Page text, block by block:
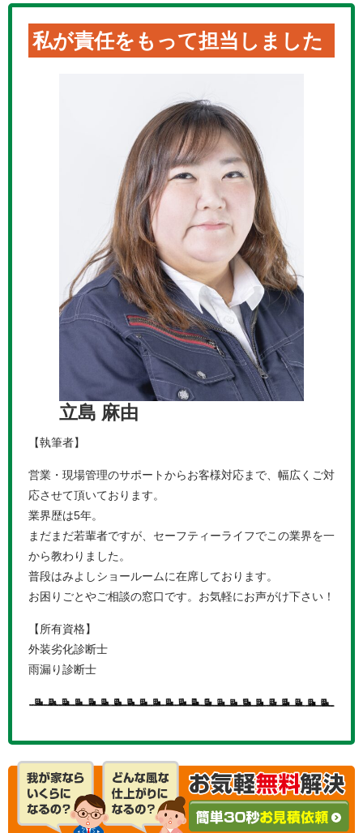
私が責任をもって担当しました
立島 麻由
【執筆者】
営業・現場管理のサポートからお客様対応まで、幅広くご対
応させて頂いております。
業界歴は5年。
まだまだ若輩者ですが、セーフティーライフでこの業界を一
から教わりました。
普段はみよしショールームに在席しております。
お困りごとやご相談の窓口です。お気軽にお声がけ下さい！
【所有資格】
外装劣化診断士
雨漏り診断士